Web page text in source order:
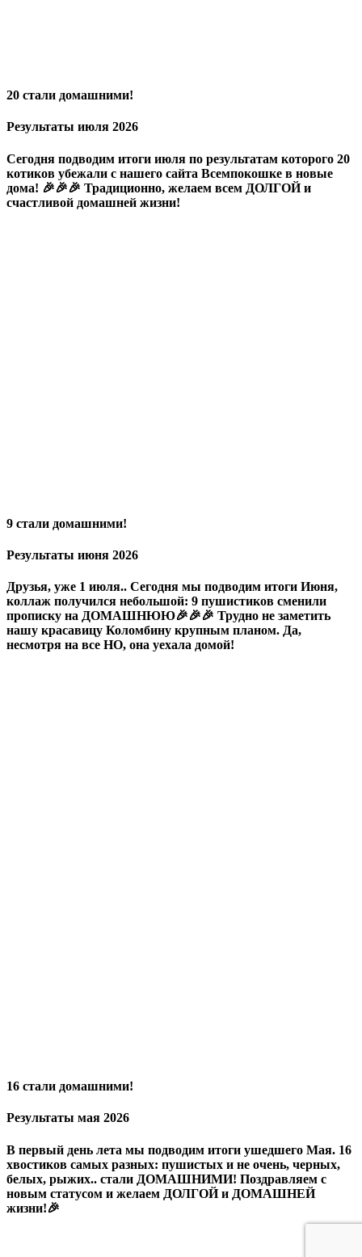
20 стали домашними!
Результаты июля 2026
Сегодня подводим итоги июля по результатам которого 20
котиков убежали с нашего сайта Всемпокошке в новые
дома! 🎉🎉🎉 Традиционно, желаем всем ДОЛГОЙ и
счастливой домашней жизни!
9 стали домашними!
Результаты июня 2026
Друзья, уже 1 июля.. Сегодня мы подводим итоги Июня,
коллаж получился небольшой: 9 пушистиков сменили
прописку на ДОМАШНЮЮ🎉🎉🎉 Трудно не заметить
нашу красавицу Коломбину крупным планом. Да,
несмотря на все НО, она уехала домой!
16 стали домашними!
Результаты мая 2026
В первый день лета мы подводим итоги ушедшего Мая. 16
хвостиков самых разных: пушистых и не очень, черных,
белых, рыжих.. стали ДОМАШНИМИ! Поздравляем с
новым статусом и желаем ДОЛГОЙ и ДОМАШНЕЙ
жизни!🎉